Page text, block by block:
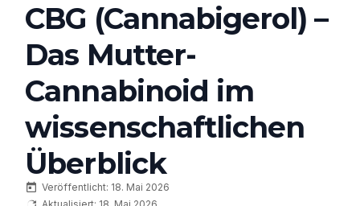
CBG (Cannabigerol) –
Das Mutter-
Cannabinoid im
wissenschaftlichen
Überblick
Veröffentlicht: 18. Mai 2026